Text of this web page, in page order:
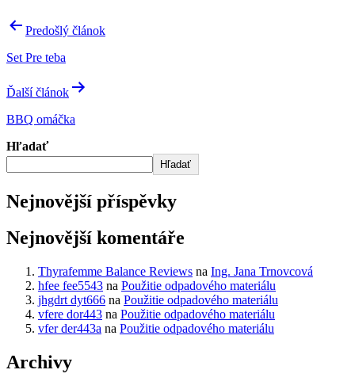
Predošlý článok
Set Pre teba
Ďalší článok
BBQ omáčka
Hľadať
Hľadať
Nejnovější příspěvky
Nejnovější komentáře
Thyrafemme Balance Reviews na Ing. Jana Trnovcová
hfee fee5543 na Použitie odpadového materiálu
jhgdrt dyt666 na Použitie odpadového materiálu
vfere dor443 na Použitie odpadového materiálu
vfer der443a na Použitie odpadového materiálu
Archivy